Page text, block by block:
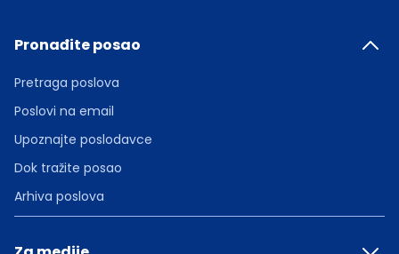
Pronađite posao
Pretraga poslova
Poslovi na email
Upoznajte poslodavce
Dok tražite posao
Arhiva poslova